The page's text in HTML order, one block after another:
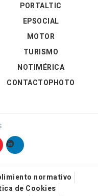
PORTALTIC
EPSOCIAL
MOTOR
TURISMO
NOTIMÉRICA
CONTACTOPHOTO
normativo
de Cookies